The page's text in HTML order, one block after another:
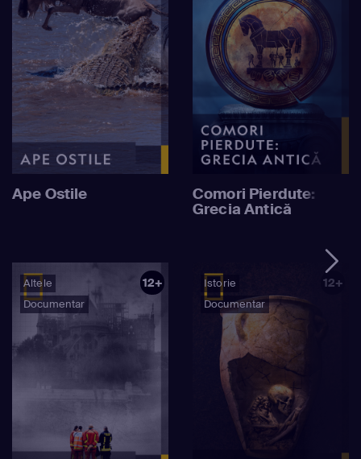
Ape Ostile Comori Pierdute:
Grecia Antică
Altele
Documentar
12+
Istorie
Documentar
12+